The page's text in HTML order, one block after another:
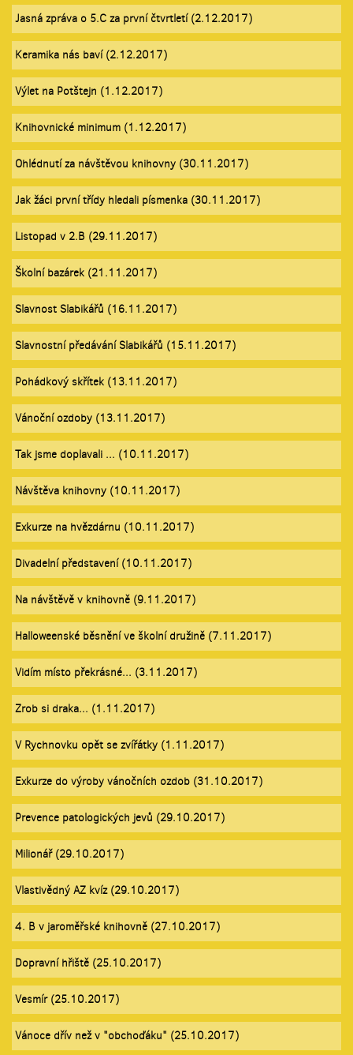
Jasná zpráva o 5.C za první čtvrtletí (2.12.2017)
Keramika nás baví (2.12.2017)
Výlet na Potštejn (1.12.2017)
Knihovnické minimum (1.12.2017)
Ohlédnutí za návštěvou knihovny (30.11.2017)
Jak žáci první třídy hledali písmenka (30.11.2017)
Listopad v 2.B (29.11.2017)
Školní bazárek (21.11.2017)
Slavnost Slabikářů (16.11.2017)
Slavnostní předávání Slabikářů (15.11.2017)
Pohádkový skřítek (13.11.2017)
Vánoční ozdoby (13.11.2017)
Tak jsme doplavali ... (10.11.2017)
Návštěva knihovny (10.11.2017)
Exkurze na hvězdárnu (10.11.2017)
Divadelní představení (10.11.2017)
Na návštěvě v knihovně (9.11.2017)
Halloweenské běsnění ve školní družině (7.11.2017)
Vidím místo překrásné... (3.11.2017)
Zrob si draka... (1.11.2017)
V Rychnovku opět se zvířátky (1.11.2017)
Exkurze do výroby vánočních ozdob (31.10.2017)
Prevence patologických jevů (29.10.2017)
Milionář (29.10.2017)
Vlastivědný AZ kvíz (29.10.2017)
4. B v jaroměřské knihovně (27.10.2017)
Dopravní hřiště (25.10.2017)
Vesmír (25.10.2017)
Vánoce dřív než v "obchoďáku" (25.10.2017)